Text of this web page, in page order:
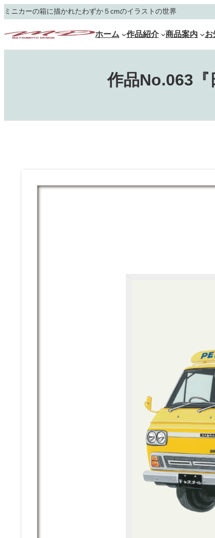
内
容
キ
ミニカーの箱に描かれたわずか５cmのイラストの世界
ホーム 作品紹介 商品案内 お
作品No.063『